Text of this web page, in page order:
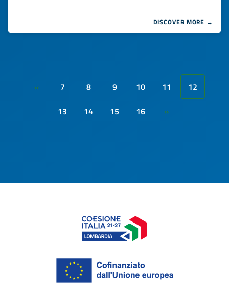
DISCOVER MORE →
« 7 8 9 10 11
12
13
14 15 16 »